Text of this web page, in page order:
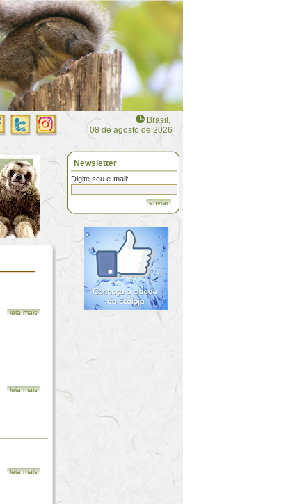
Brasil,
08 de agosto de 2026
leia mais
leia mais
leia mais
Newsletter
Digite seu e-mail:
enviar